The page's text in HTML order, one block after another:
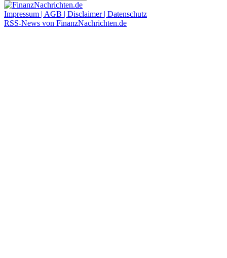
Impressum | AGB | Disclaimer | Datenschutz
RSS-News von FinanzNachrichten.de